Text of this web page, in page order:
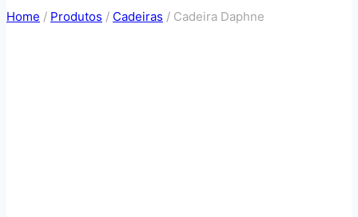
Home / Produtos / Cadeiras / Cadeira Daphne